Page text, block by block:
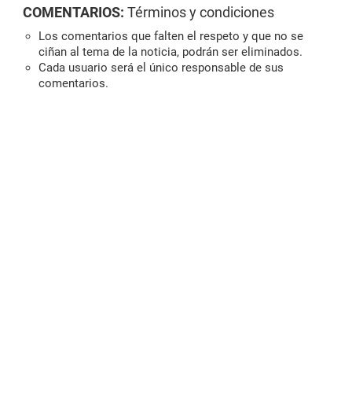
COMENTARIOS: Términos y condiciones
Los comentarios que falten el respeto y que no se
ciñan al tema de la noticia, podrán ser eliminados.
Cada usuario será el único responsable de sus
comentarios.